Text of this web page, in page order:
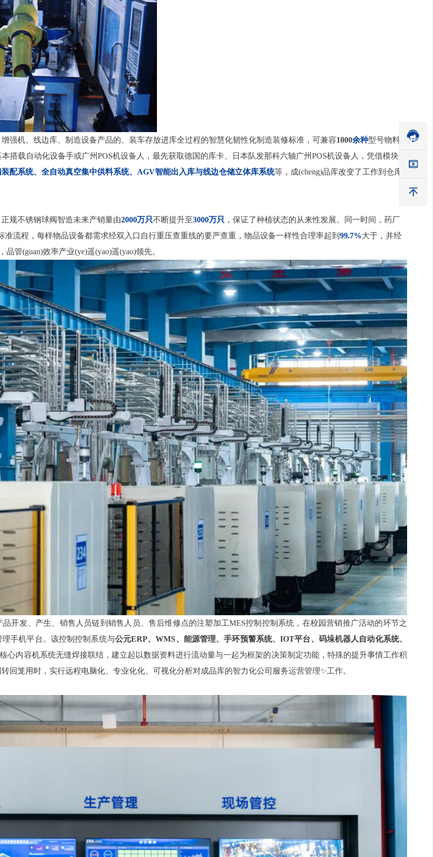
关注公众号你们
增强机、线边库、制造设备产品的、装车存放进库全过程的智慧化韧性化制造装修标准，可兼容1000余种型号物料
搭载自动化设备手或广州POS机设备人，最先获取德国的库卡、日本队发那科六轴广州POS机设备人，凭借模块化
配系统、全自动真空集中供料系统、AGV智能出入库与线边仓储立体库系统等，成(cheng)品库改变了工作到仓库
正规不锈钢球阀智造未来产销量由2000万只不断提升至3000万只 ，保证了种植状态的从来性发展。同一时间，药厂
准流程，每样物品设备都需求经双入口自行重压查重线的要严查重，物品设备一样性合理率起到 99.7%大于，并经
品管(guan)效率产业(ye)遥(yao)遥(yao)领先。
开发、产生、销售人员链到销售人员、售后维修点的注塑加工MES控制控制系统，在校园营销推广活动的环节之
手机平台。该控制控制系统与公元ERP、WMS、能源管理、手环预警系统、IOT平台、码垛机器人自动化系统、
心内容机系统无缝焊接联结，建立起以数据资料进行流动量与一起为框架的决策制定功能，特殊的提升事情工作积
周转回笼用时，实行远程电脑化、专业化化、可视化分析对成品库的智力化公司服务运营管理✨工作。


